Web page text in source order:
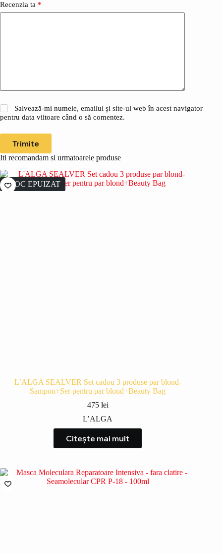
Recenzia ta *
Salvează-mi numele, emailul și site-ul web în acest navigator
pentru data viitoare când o să comentez.
Trimite
Iti recomandam si urmatoarele produse
STOC EPUIZAT
L’ALGA SEALVER Set cadou 3 produse par blond-
Sampon+Ser pentru par blond+Beauty Bag
475 lei
L’ALGA
Citește mai mult